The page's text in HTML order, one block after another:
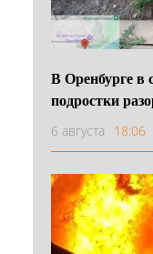
В Оренбурге в
подростки
6 августа 18:06